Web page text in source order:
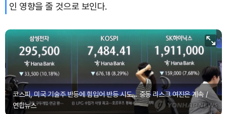
인 영향을 줄 것으로 보인다.
코스피, 미국 기술주 반등에 힘입어 반등 시도… 중동 리스크 여진은 계속 /
연합뉴스